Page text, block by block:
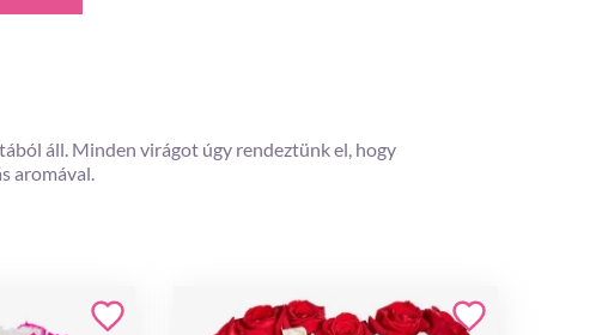
áll. Minden virágot úgy rendeztünk el, hogy
aromával.